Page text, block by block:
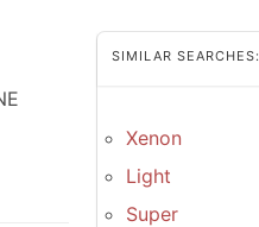
SIMILAR SEARCHES:
Xenon
Light
Super